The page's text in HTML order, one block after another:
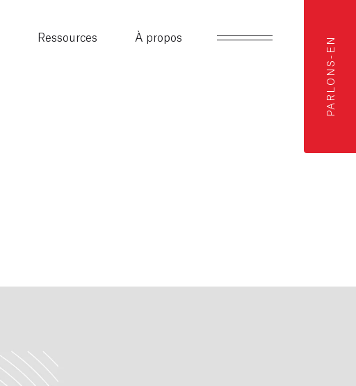
PARLONS-EN
Ressources À propos